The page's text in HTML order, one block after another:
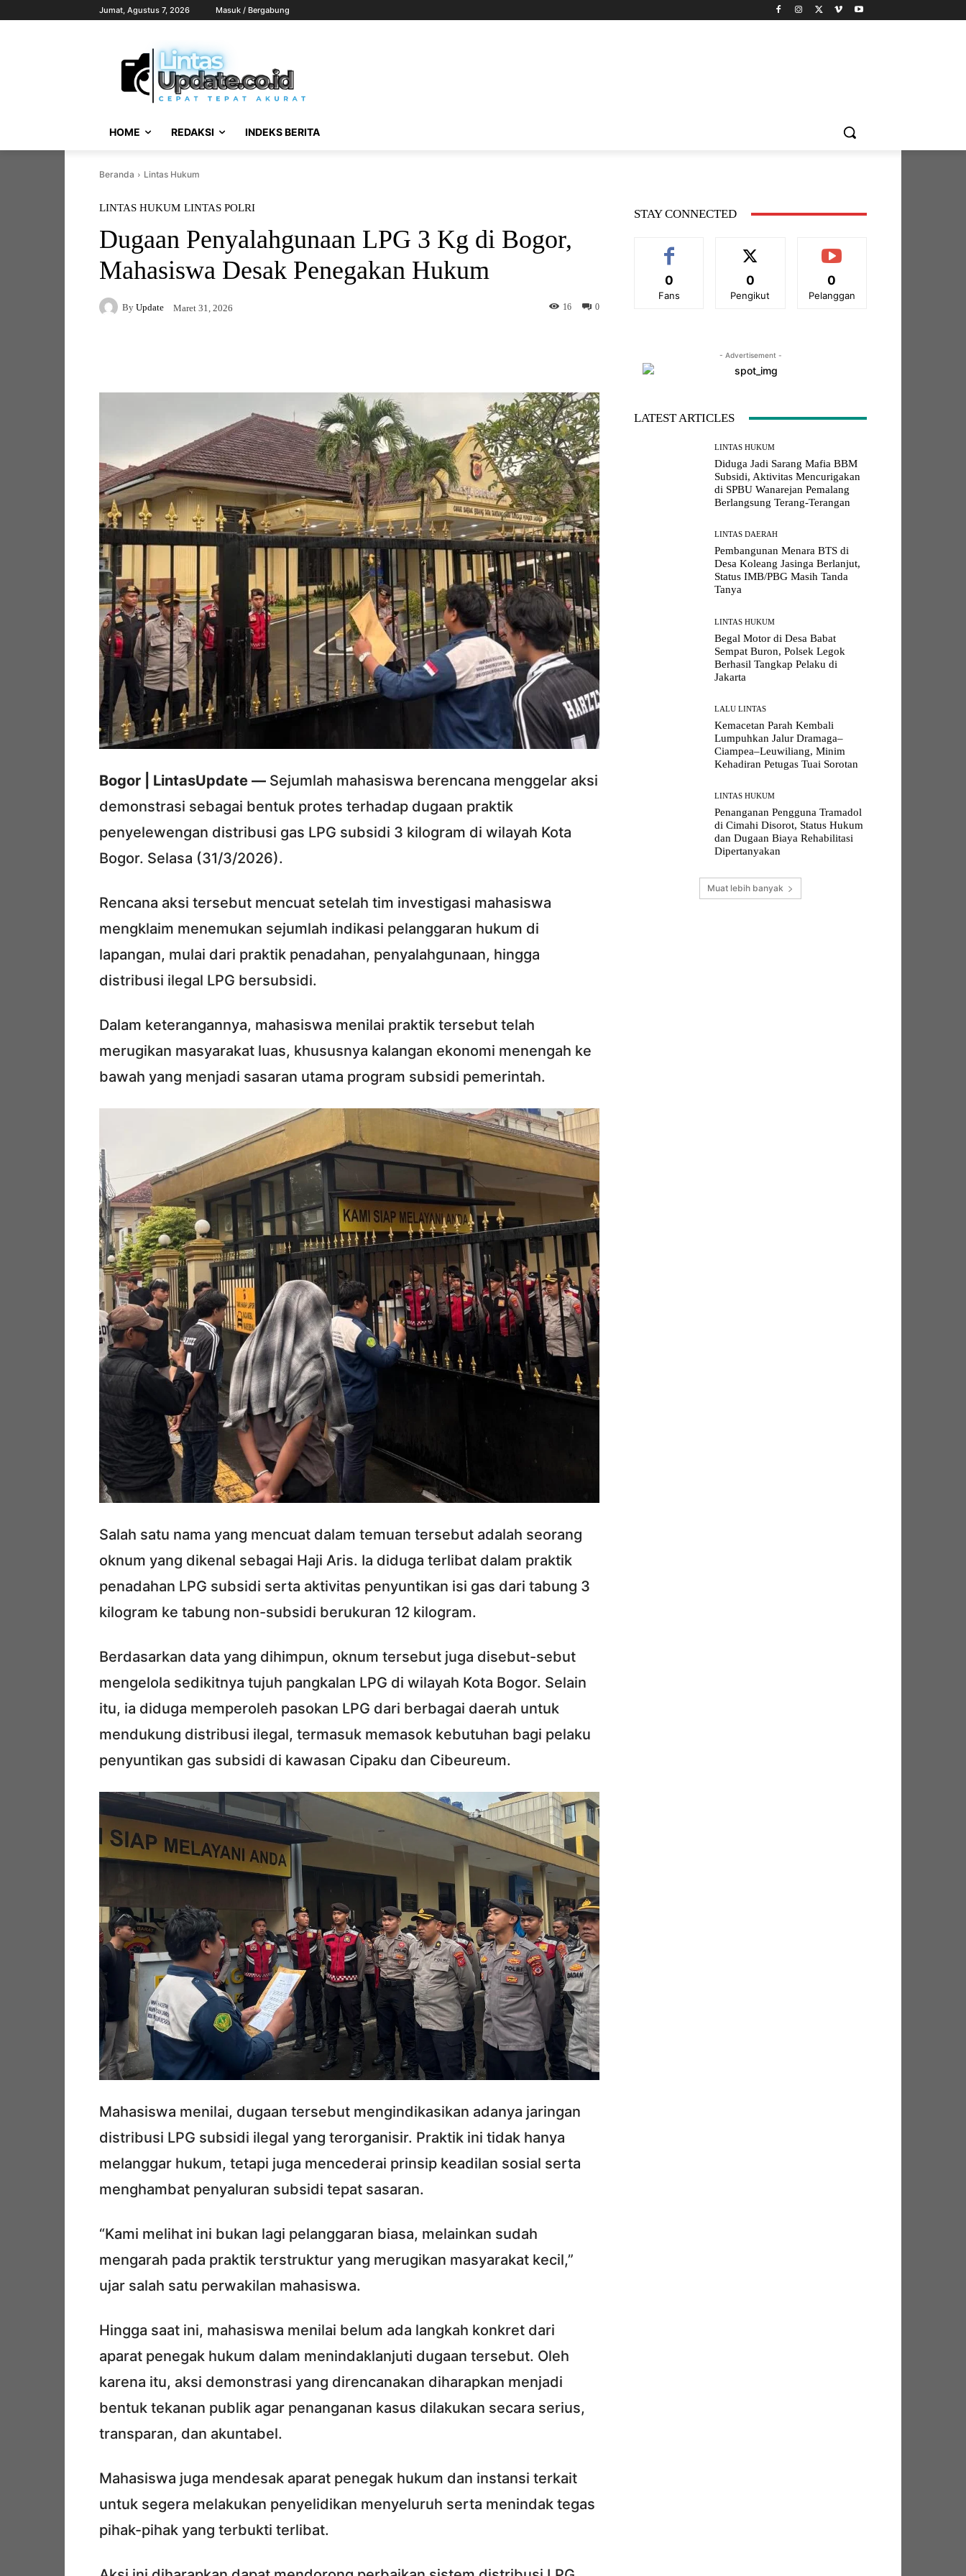
Jumat, Agustus 7, 2026 Masuk / Bergabung
HOME REDAKSI INDEKS BERITA
Beranda Lintas Hukum
LINTAS HUKUM LINTAS POLRI
Dugaan Penyalahgunaan LPG 3 Kg di Bogor,
Mahasiswa Desak Penegakan Hukum
By Update Maret 31, 2026 0
16
Viber
Bogor | LintasUpdate — Sejumlah mahasiswa berencana menggelar aksi
demonstrasi sebagai bentuk protes terhadap dugaan praktik
penyelewengan distribusi gas LPG subsidi 3 kilogram di wilayah Kota
Bogor. Selasa (31/3/2026).
Rencana aksi tersebut mencuat setelah tim investigasi mahasiswa
mengklaim menemukan sejumlah indikasi pelanggaran hukum di
lapangan, mulai dari praktik penadahan, penyalahgunaan, hingga
distribusi ilegal LPG bersubsidi.
Dalam keterangannya, mahasiswa menilai praktik tersebut telah
merugikan masyarakat luas, khususnya kalangan ekonomi menengah ke
bawah yang menjadi sasaran utama program subsidi pemerintah.
Salah satu nama yang mencuat dalam temuan tersebut adalah seorang
oknum yang dikenal sebagai Haji Aris. Ia diduga terlibat dalam praktik
penadahan LPG subsidi serta aktivitas penyuntikan isi gas dari tabung 3
kilogram ke tabung non-subsidi berukuran 12 kilogram.
Berdasarkan data yang dihimpun, oknum tersebut juga disebut-sebut
mengelola sedikitnya tujuh pangkalan LPG di wilayah Kota Bogor. Selain
itu, ia diduga memperoleh pasokan LPG dari berbagai daerah untuk
mendukung distribusi ilegal, termasuk memasok kebutuhan bagi pelaku
penyuntikan gas subsidi di kawasan Cipaku dan Cibeureum.
Mahasiswa menilai, dugaan tersebut mengindikasikan adanya jaringan
distribusi LPG subsidi ilegal yang terorganisir. Praktik ini tidak hanya
melanggar hukum, tetapi juga mencederai prinsip keadilan sosial serta
menghambat penyaluran subsidi tepat sasaran.
“Kami melihat ini bukan lagi pelanggaran biasa, melainkan sudah
mengarah pada praktik terstruktur yang merugikan masyarakat kecil,”
ujar salah satu perwakilan mahasiswa.
Hingga saat ini, mahasiswa menilai belum ada langkah konkret dari
aparat penegak hukum dalam menindaklanjuti dugaan tersebut. Oleh
karena itu, aksi demonstrasi yang direncanakan diharapkan menjadi
bentuk tekanan publik agar penanganan kasus dilakukan secara serius,
transparan, dan akuntabel.
Mahasiswa juga mendesak aparat penegak hukum dan instansi terkait
untuk segera melakukan penyelidikan menyeluruh serta menindak tegas
pihak-pihak yang terbukti terlibat.
STAY CONNECTED
0
Fans
0
Pengikut
0
Pelanggan
- Advertisement -
LATEST ARTICLES
LINTAS HUKUM
Diduga Jadi Sarang Mafia BBM
Subsidi, Aktivitas Mencurigakan
di SPBU Wanarejan Pemalang
Berlangsung Terang-Terangan
LINTAS DAERAH
Pembangunan Menara BTS di
Desa Koleang Jasinga Berlanjut,
Status IMB/PBG Masih Tanda
Tanya
LINTAS HUKUM
Begal Motor di Desa Babat
Sempat Buron, Polsek Legok
Berhasil Tangkap Pelaku di
Jakarta
LALU LINTAS
Kemacetan Parah Kembali
Lumpuhkan Jalur Dramaga–
Ciampea–Leuwiliang, Minim
Kehadiran Petugas Tuai Sorotan
LINTAS HUKUM
Penanganan Pengguna Tramadol
di Cimahi Disorot, Status Hukum
dan Dugaan Biaya Rehabilitasi
Dipertanyakan
Muat lebih banyak